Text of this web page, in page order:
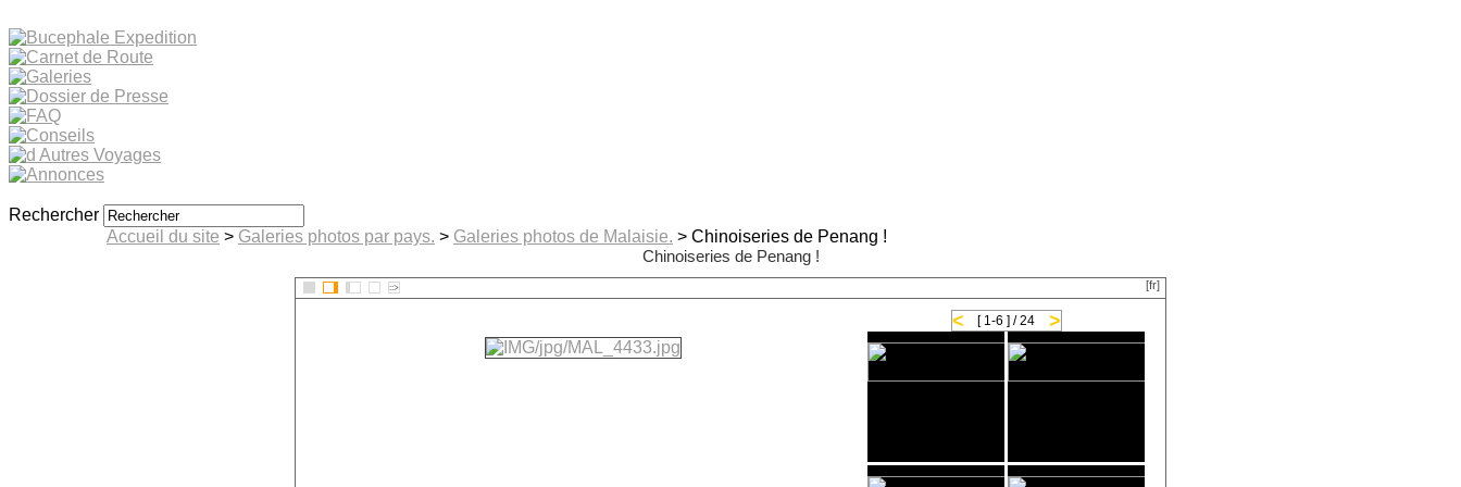
Rechercher
Accueil du site > Galeries photos par pays. > Galeries photos de Malaisie. > Chinoiseries de Penang !
Chinoiseries de Penang !
::> [fr]
< >
[ 1-6 ] / 24